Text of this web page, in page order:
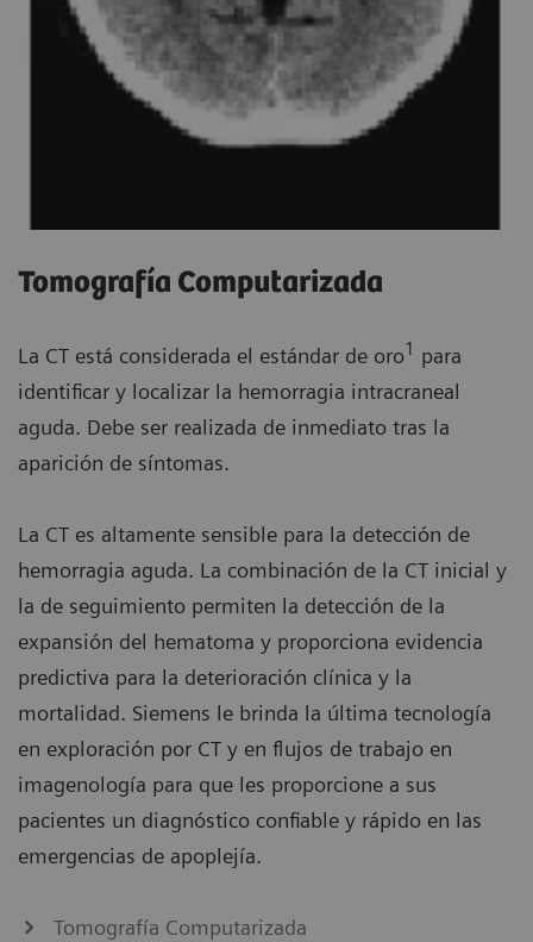
Tomografía Computarizada
La CT está considerada el estándar de oro1
para
identificar y localizar la hemorragia intracraneal
aguda. Debe ser realizada de inmediato tras la
aparición de síntomas.
La CT es altamente sensible para la detección de
hemorragia aguda. La combinación de la CT inicial y
la de seguimiento permiten la detección de la
expansión del hematoma y proporciona evidencia
predictiva para la deterioración clínica y la
mortalidad. Siemens le brinda la última tecnología
en exploración por CT y en flujos de trabajo en
imagenología para que les proporcione a sus
pacientes un diagnóstico confiable y rápido en las
emergencias de apoplejía.
Tomografía Computarizada